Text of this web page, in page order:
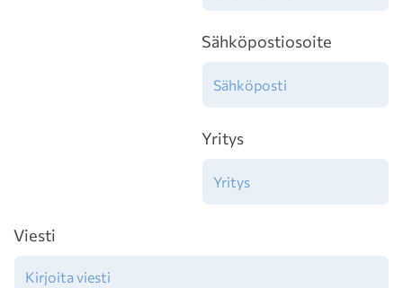
Sähköpostiosoite
Yritys
Viesti